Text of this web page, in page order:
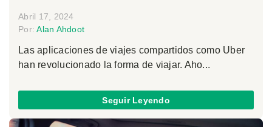
Abril 17, 2024
Por:Alan Ahdoot
Las aplicaciones de viajes compartidos como Uber
han revolucionado la forma de viajar. Aho...
Seguir Leyendo